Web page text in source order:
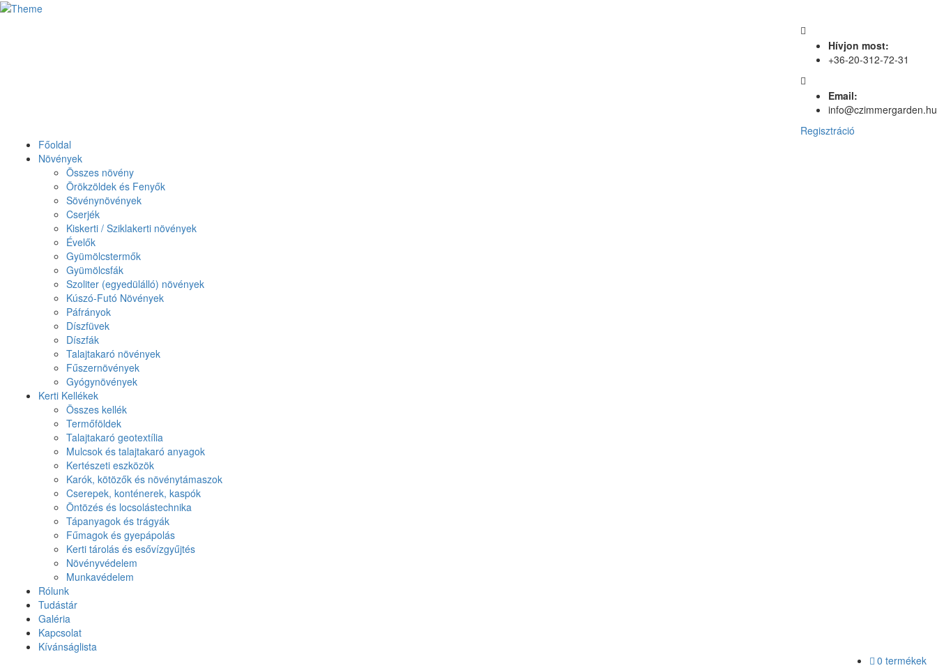
Hívjon most:
+36-20-312-72-31
Email:
info@czimmergarden.hu
Regisztráció
Főoldal
Növények
Összes növény
Örökzöldek és Fenyők
Sövénynövények
Cserjék
Kiskerti / Sziklakerti növények
Évelők
Gyümölcstermők
Gyümölcsfák
Szoliter (egyedülálló) növények
Kúszó-Futó Növények
Páfrányok
Díszfüvek
Díszfák
Talajtakaró növények
Fűszernövények
Gyógynövények
Kerti Kellékek
Összes kellék
Termőföldek
Talajtakaró geotextília
Mulcsok és talajtakaró anyagok
Kertészeti eszközök
Karók, kötözők és növénytámaszok
Cserepek, konténerek, kaspók
Öntözés és locsolástechnika
Tápanyagok és trágyák
Fűmagok és gyepápolás
Kerti tárolás és esővízgyűjtés
Növényvédelem
Munkavédelem
Rólunk
Tudástár
Galéria
Kapcsolat
Kívánságlista
0 termékek